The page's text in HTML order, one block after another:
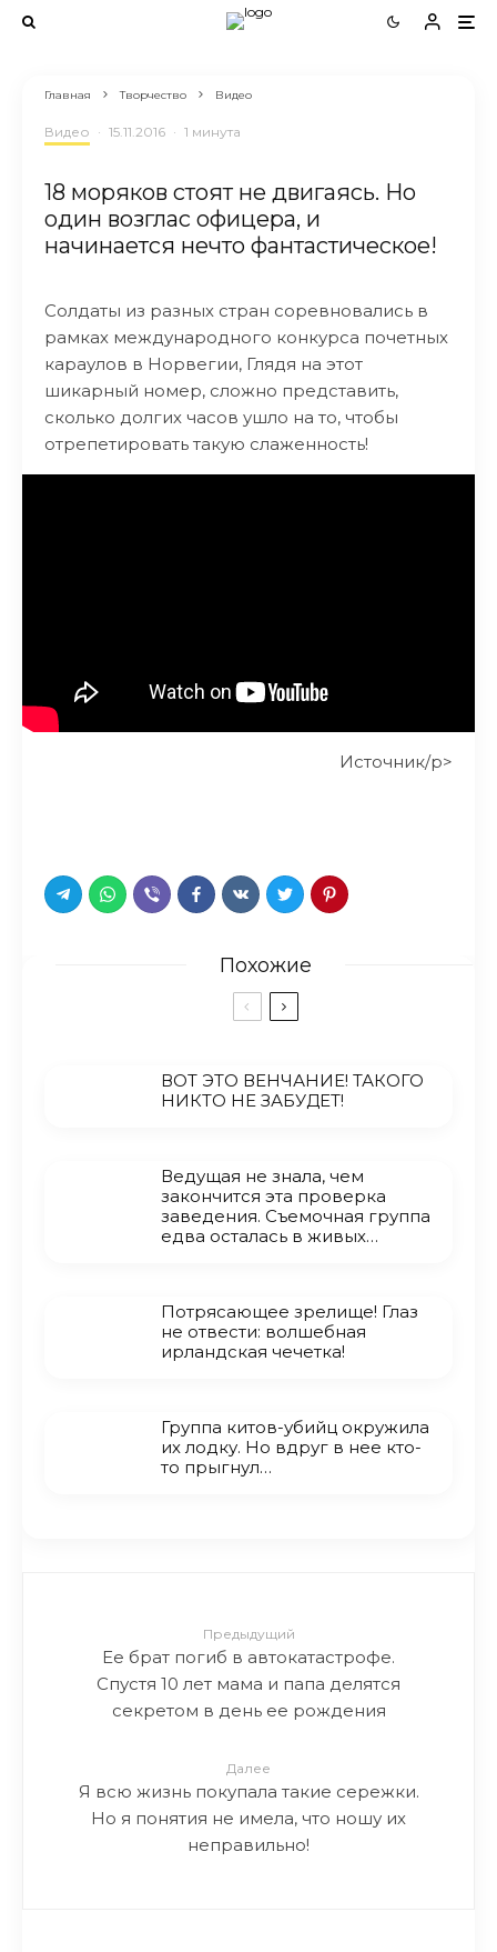
Главная Творчество Видео
Видео · 15.11.2016 · 1 минута
18 моряков стоят не двигаясь. Но
один возглас офицера, и
начинается нечто фантастическое!
Солдаты из разных стран соревновались в
рамках международного конкурса почетных
караулов в Норвегии, Глядя на этот
шикарный номер, сложно представить,
сколько долгих часов ушло на то, чтобы
отрепетировать такую слаженность!
Источник/p>
Похожие
ВОТ ЭТО ВЕНЧАНИЕ! ТАКОГО
НИКТО НЕ ЗАБУДЕТ!
Ведущая не знала, чем
закончится эта проверка
заведения. Съемочная группа
едва осталась в живых…
Потрясающее зрелище! Глаз
не отвести: волшебная
ирландская чечетка!
Группа китов-убийц окружила
их лодку. Но вдруг в нее кто-
то прыгнул…
Предыдущий
Ее брат погиб в автокатастрофе.
Спустя 10 лет мама и папа делятся
секретом в день ее рождения
Далее
Я всю жизнь покупала такие сережки.
Но я понятия не имела, что ношу их
неправильно!